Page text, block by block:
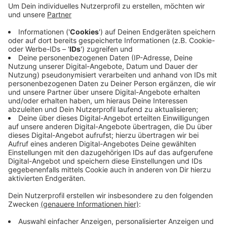
Auch im Vergleich der vergangenen zehn Jahre
war das ein Höchststand. Im Schnitt bleibt jede
Patientin und jeder Patient 6,5 Tage im
Krankenhaus, daran hat sich schon lange nicht viel
geändert. Deutlich gestiegen ist die Zahl der
Ärztinnen und Ärzte in den Wuppertaler
Krankenhäusern. Es sind jetzt über 200 mehr als
vor zehn Jahren.
Veröffentlicht:Freitag, 13.09.2024 09:00
Anzeige